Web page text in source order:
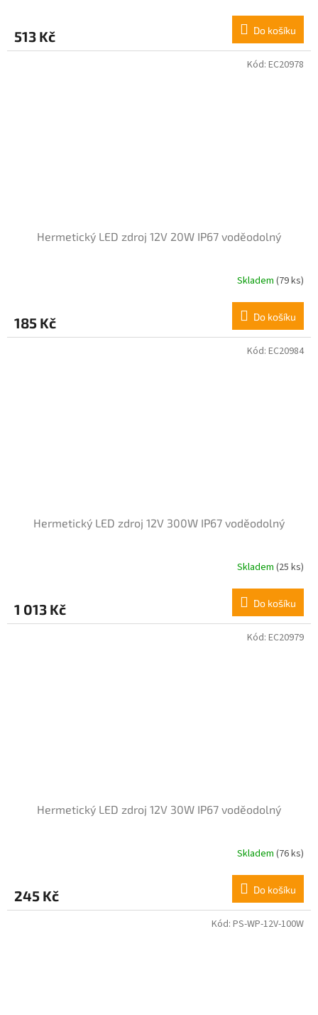
513 Kč Do košíku
Hermetický LED zdroj 12V 20W IP67 voděodolný
Skladem (79 ks)
185 Kč Do košíku
Kód: EC20978
Hermetický LED zdroj 12V 300W IP67 voděodolný
Skladem (25 ks)
1 013 Kč Do košíku
Kód: EC20984
Hermetický LED zdroj 12V 30W IP67 voděodolný
Skladem (76 ks)
245 Kč Do košíku
Kód: EC20979
Kód: PS-WP-12V-100W